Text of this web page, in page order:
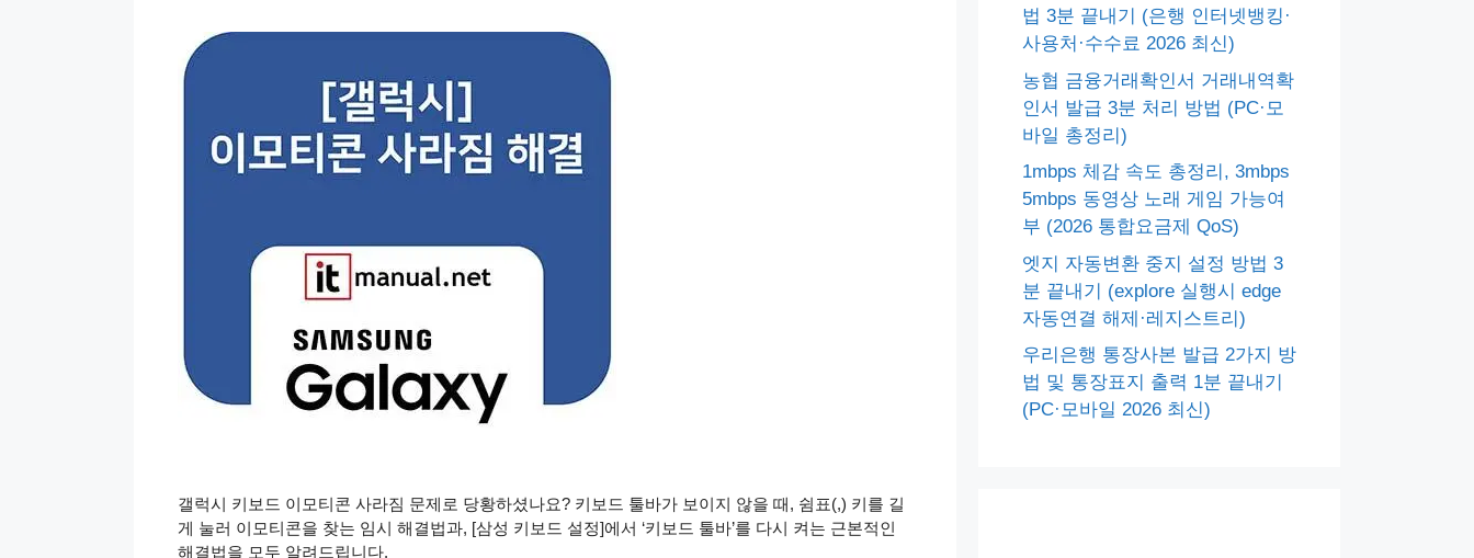
갤럭시 키보드 이모티콘 사라짐 문제로 당황하셨나요? 키보드 툴바가 보이지 않을 때, 쉼표(,) 키를 길
게 눌러 이모티콘을 찾는 임시 해결법과, [삼성 키보드 설정]에서 ‘키보드 툴바’를 다시 켜는 근본적인
해결법을 모두 알려드립니다.
법 3분 끝내기 (은행 인터넷뱅킹·
사용처·수수료 2026 최신)
농협 금융거래확인서 거래내역확
인서 발급 3분 처리 방법 (PC·모
바일 총정리)
1mbps 체감 속도 총정리, 3mbps
5mbps 동영상 노래 게임 가능여
부 (2026 통합요금제 QoS)
엣지 자동변환 중지 설정 방법 3
분 끝내기 (explore 실행시 edge
자동연결 해제·레지스트리)
우리은행 통장사본 발급 2가지 방
법 및 통장표지 출력 1분 끝내기
(PC·모바일 2026 최신)